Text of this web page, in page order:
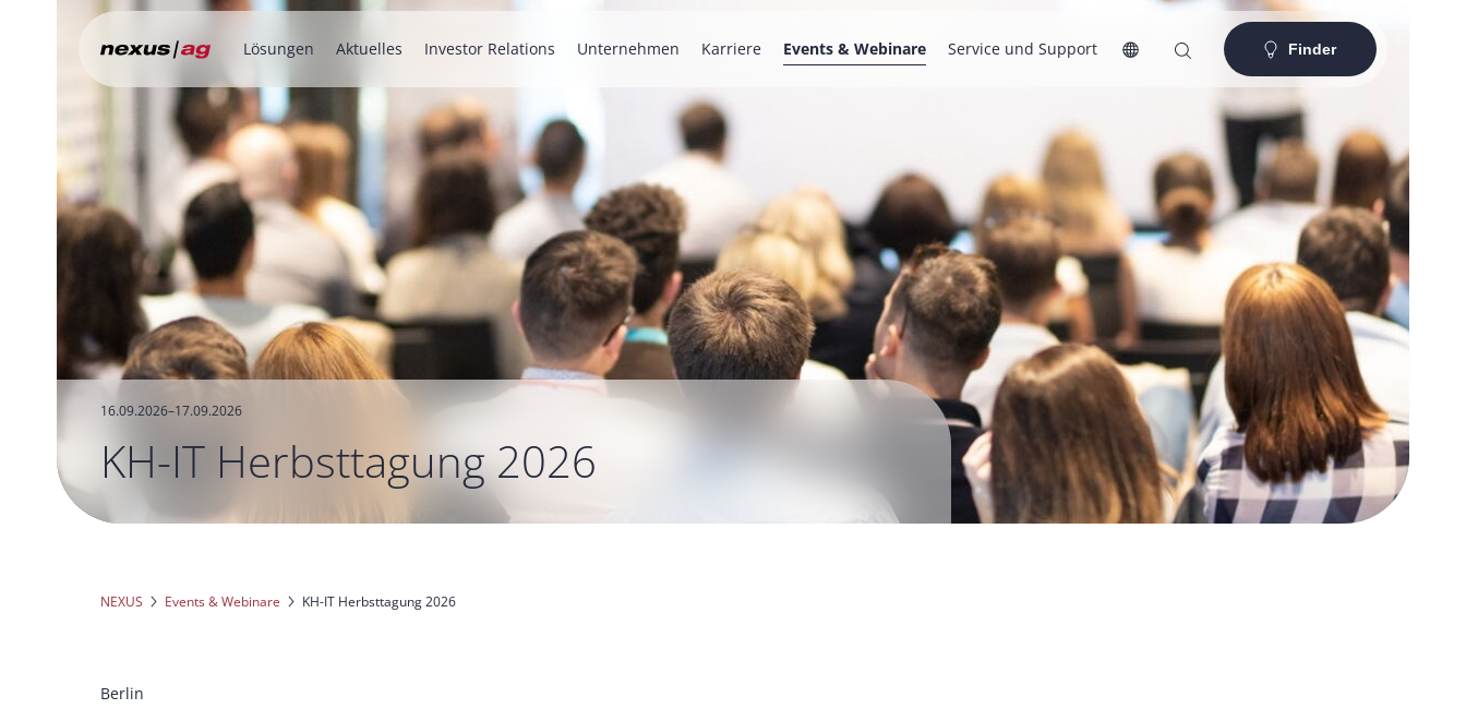
Lösungen Aktuelles Investor Relations Unternehmen Karriere Events & Webinare Service und Support Finder
16.09.2026–17.09.2026
KH-IT Herbsttagung 2026
NEXUS Events & Webinare KH-IT Herbsttagung 2026
Berlin